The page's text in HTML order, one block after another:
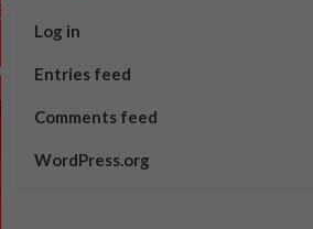
Log in
Entries feed
Comments feed
WordPress.org